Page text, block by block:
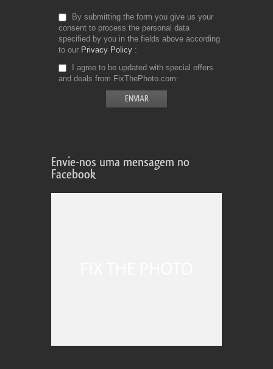
By submitting the form you give us your
consent to process the personal data
specified by you in the fields above according
to our Privacy Policy
I agree to be updated with special offers
and deals from FixThePhoto.com
Envie-nos uma mensagem no
Facebook